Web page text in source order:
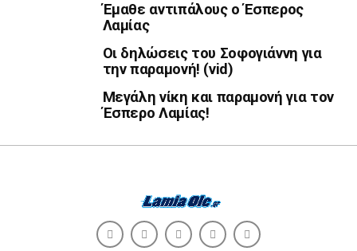
Έμαθε αντιπάλους ο Έσπερος
Λαμίας
Οι δηλώσεις του Σοφογιάννη για
την παραμονή! (vid)
Μεγάλη νίκη και παραμονή για τον
Έσπερο Λαμίας!